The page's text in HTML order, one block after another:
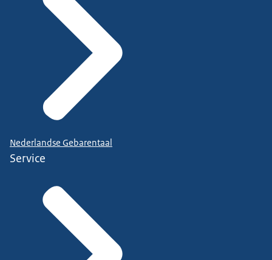
Nederlandse Gebarentaal
Service